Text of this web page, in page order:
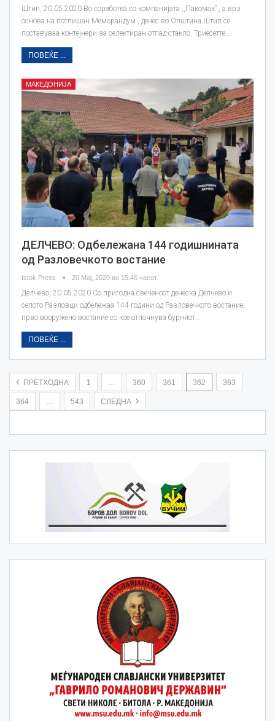
Штип, 20.05.2020 Во соработка со компанијата ,,Пакомак’’ , а врз
основа на потпишан Меморандум , денес во Општина Штип се
поставуваа контејнери за селектиран отпад-стакло. Триесетте…
ПОВЕЌЕ ...
МАКЕДОНИЈА
ДЕЛЧЕВО: Одбележана 144 годишнината
од Разловечкото востание
Istok Press 20 Мај, 2020 во 15:46 часот.
Делчево, 20.05.2020 Со пригодна свеченост денеска Делчево и
селото Разловци одбележаа 144 години од Разловечкото востание,
прво вооружено востание со кое отпочнува бурниот…
ПОВЕЌЕ ...
ПРЕТХОДНА 1 360 361 362 363
364 543 СЛЕДНА